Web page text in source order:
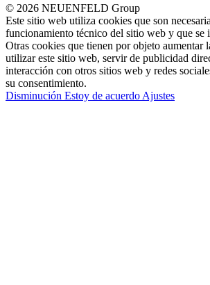
© 2026 NEUENFELD Group
Este sitio web utiliza cookies que son
funcionamiento técnico del sitio web y que se
Otras cookies que tienen por objeto aumentar
utilizar este sitio web, servir de publicidad
interacción con otros sitios web y redes
su consentimiento.
Disminución Estoy de acuerdo Ajustes